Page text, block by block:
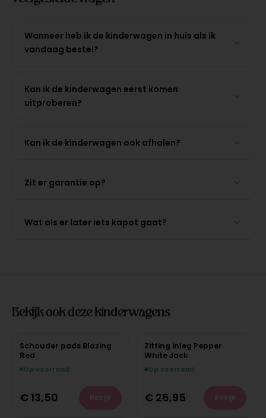
Wanneer heb ik de kinderwagen in huis als ik
vandaag bestel?
Kan ik de kinderwagen eerst komen
uitproberen?
Kan ik de kinderwagen ook afhalen?
Zit er garantie op?
Wat als er later iets kapot gaat?
Bekijk ook deze kinderwagens
Schouder pads Blazing
Red
Op voorraad
€ 13,50
Zitting inleg Pepper
White Jack
Op voorraad
€ 26,95